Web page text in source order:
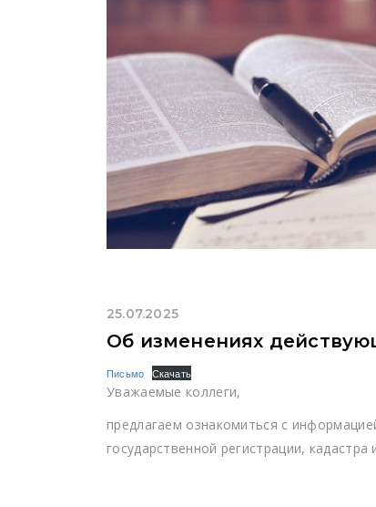
25.07.2025
Об изменениях
Письмо Скачать
Уважаемые коллеги,
предлагаем ознакомиться с
государственной регистрации,